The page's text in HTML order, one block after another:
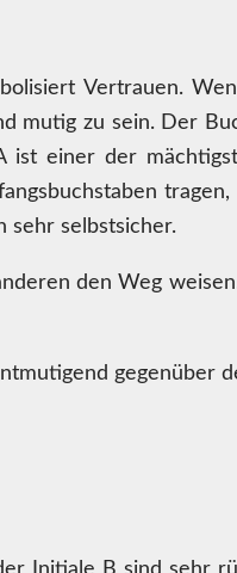
Vertrauen.
mutig zu sein. Der
ist einer der
sehr selbstsicher.
den Weg
gegenüber